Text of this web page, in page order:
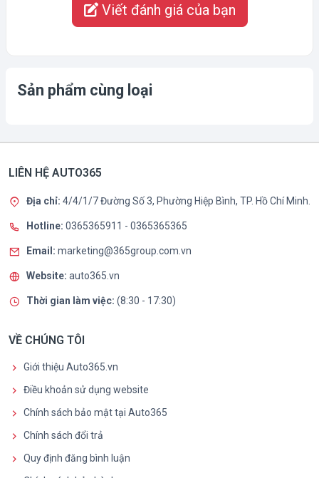
Viết đánh giá của bạn
Sản phẩm cùng loại
LIÊN HỆ AUTO365
Địa chỉ: 4/4/1/7 Đường Số 3, Phường Hiệp Bình, TP. Hồ Chí Minh.
Hotline: 0365365911 - 0365365365
Email: marketing@365group.com.vn
Website: auto365.vn
Thời gian làm việc: (8:30 - 17:30)
VỀ CHÚNG TÔI
Giới thiệu Auto365.vn
Điều khoản sử dụng website
Chính sách bảo mật tại Auto365
Chính sách đổi trả
Quy định đăng bình luận